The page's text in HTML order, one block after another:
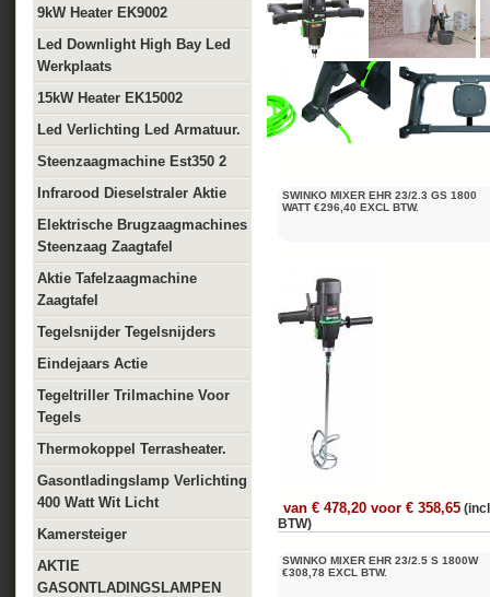
9kW Heater EK9002
Led Downlight High Bay Led
Werkplaats
15kW Heater EK15002
Led Verlichting Led Armatuur.
Steenzaagmachine Est350 2
Infrarood Dieselstraler Aktie
Elektrische Brugzaagmachines
Steenzaag Zaagtafel
Aktie Tafelzaagmachine
Zaagtafel
Tegelsnijder Tegelsnijders
Eindejaars Actie
Tegeltriller Trilmachine Voor
Tegels
Thermokoppel Terrasheater.
Gasontladingslamp Verlichting
400 Watt Wit Licht
Kamersteiger
AKTIE
GASONTLADINGSLAMPEN
SWINKO MIXER EHR 23/2.3 GS 1800
WATT €296,40 EXCL BTW.
van € 478,20 voor € 358,65
BTW)
SWINKO MIXER EHR 23/2.5 S 1800W
€308,78 EXCL BTW.